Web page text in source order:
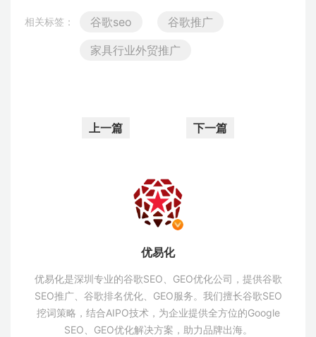
相关标签： 谷歌seo
谷歌推广
家具行业外贸推广
上一篇 下一篇
优易化
优易化是深圳专业的谷歌SEO、GEO优化公司，提供谷歌
SEO推广、谷歌排名优化、GEO服务。我们擅长谷歌SEO
挖词策略，结合AIPO技术，为企业提供全方位的Google
SEO、GEO优化解决方案，助力品牌出海。